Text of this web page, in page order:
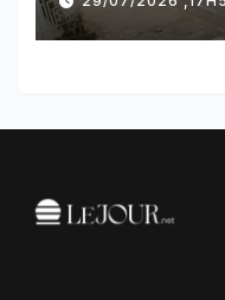
l’AFC/M23